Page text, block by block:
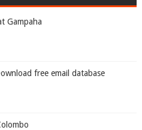
Gampaha
free email database